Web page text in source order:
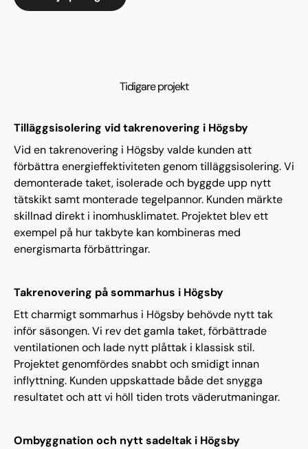
Tidigare projekt
Tilläggsisolering vid takrenovering i Högsby
Vid en takrenovering i Högsby valde kunden att
förbättra energieffektiviteten genom tilläggsisolering. Vi
demonterade taket, isolerade och byggde upp nytt
tätskikt samt monterade tegelpannor. Kunden märkte
skillnad direkt i inomhusklimatet. Projektet blev ett
exempel på hur takbyte kan kombineras med
energismarta förbättringar.
Takrenovering på sommarhus i Högsby
Ett charmigt sommarhus i Högsby behövde nytt tak
inför säsongen. Vi rev det gamla taket, förbättrade
ventilationen och lade nytt plåttak i klassisk stil.
Projektet genomfördes snabbt och smidigt innan
inflyttning. Kunden uppskattade både det snygga
resultatet och att vi höll tiden trots väderutmaningar.
Ombyggnation och nytt sadeltak i Högsby